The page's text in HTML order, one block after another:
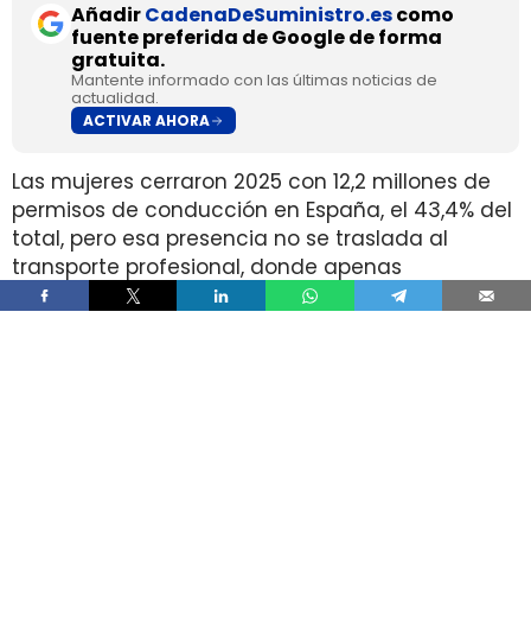
AñadirCadenaDeSuministro.escomo
fuente preferida de Google de forma
gratuita.
Mantente informado con las últimas noticias de
actualidad.
ACTIVAR AHORA
Las mujeres cerraron 2025 con 12,2 millones de
permisos de conducción en España, el 43,4% del
total, pero esa presencia no se traslada al
transporte profesional, donde apenas
representan el 2% de un colectivo de 250.000